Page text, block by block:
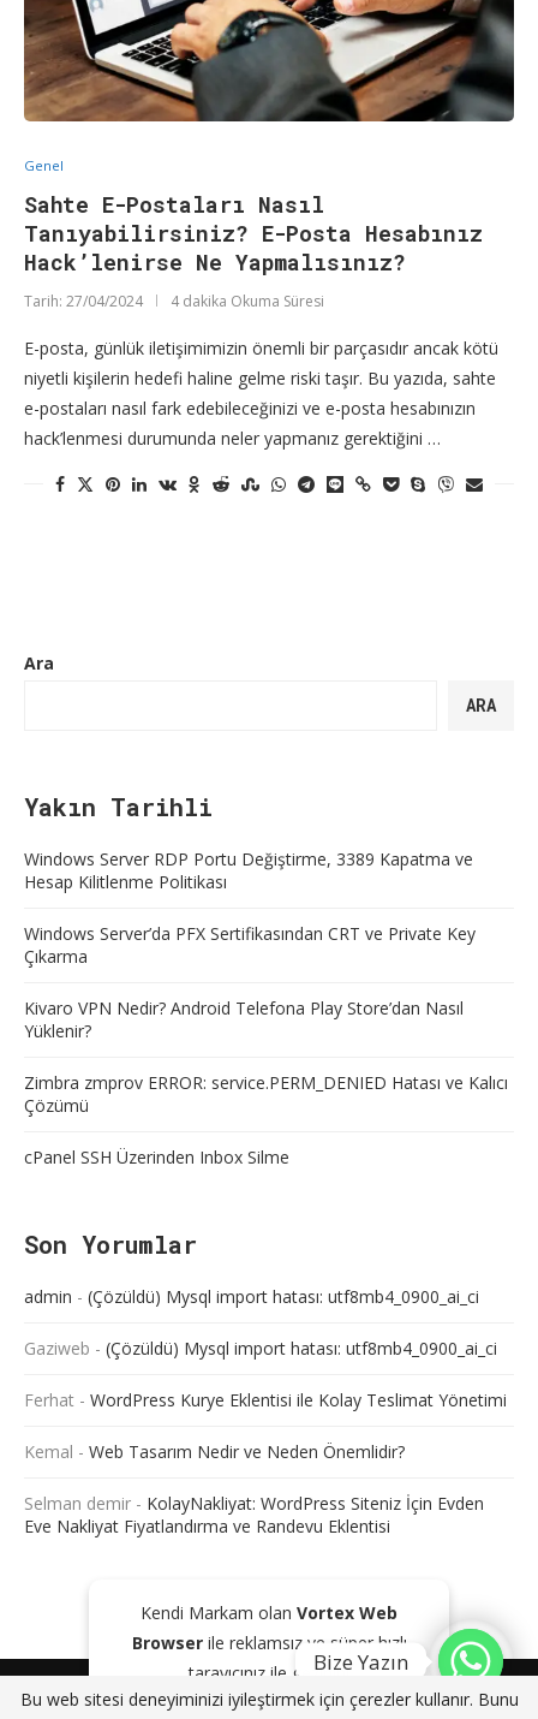
Kendi Markam olan Vortex Web
Browserile reklamsız ve süper hızlı
tarayıcınız ile gezinin!
Genel
Sahte E-Postaları Nasıl
Tanıyabilirsiniz? E-Posta Hesabınız
Hack’lenirse Ne Yapmalısınız?
Tarih: 27/04/2024 4 dakika Okuma Süresi
E-posta, günlük iletişimimizin önemli bir parçasıdır ancak kötü
niyetli kişilerin hedefi haline gelme riski taşır. Bu yazıda, sahte
e-postaları nasıl fark edebileceğinizi ve e-posta hesabınızın
hack’lenmesi durumunda neler yapmanız gerektiğini …
Ara
ARA
Yakın Tarihli
Windows Server RDP Portu Değiştirme, 3389 Kapatma ve
Hesap Kilitlenme Politikası
Windows Server’da PFX Sertifikasından CRT ve Private Key
Çıkarma
Kivaro VPN Nedir? Android Telefona Play Store’dan Nasıl
Yüklenir?
Zimbra zmprov ERROR: service.PERM_DENIED Hatası ve Kalıcı
Çözümü
cPanel SSH Üzerinden Inbox Silme
Son Yorumlar
admin - (Çözüldü) Mysql import hatası: utf8mb4_0900_ai_ci
Gaziweb - (Çözüldü) Mysql import hatası: utf8mb4_0900_ai_ci
Ferhat - WordPress Kurye Eklentisi ile Kolay Teslimat Yönetimi
Kemal - Web Tasarım Nedir ve Neden Önemlidir?
Selman demir - KolayNakliyat: WordPress Siteniz İçin Evden
Eve Nakliyat Fiyatlandırma ve Randevu Eklentisi
Bu web sitesi deneyiminizi iyileştirmek için çerezler kullanır. Bunu
@2024 - Tüm Haklarım Saklıdır. Sitede bulunan içeriklerin bir kısmı veya
tamamı kaynak gösterilse dahi kopyalanması, çoğaltılması ve
Bize Yazın